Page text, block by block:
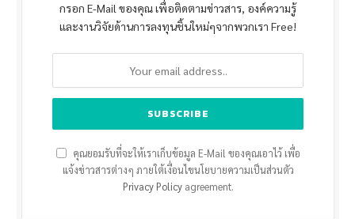
กรอก E-Mail ของคุณ เพื่อติดตามข่าวสาร, องค์ความรู้
และงานวิจัยด้านการลงทุนชิ้นใหม่ๆจากพวกเรา Free!
คุณยอมรับที่จะให้เราเก็บข้อมูล E-Mail ของคุณเอาไว้ เพื่อ
แจ้งข่าวสารต่างๆ ภายใต้เงื่อนไขนโยบายความเป็นส่วนตัว
Privacy Policyagreement.